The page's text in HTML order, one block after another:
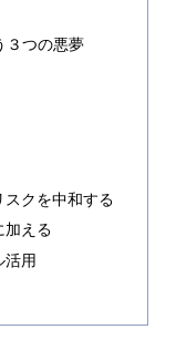
３つの悪夢
スクを中和する
加える
活用